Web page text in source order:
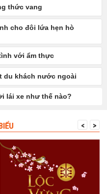
thức vang
cho đôi lứa hẹn hò
với ẩm thực
du khách nước ngoài
lái xe như thế nào?
< >